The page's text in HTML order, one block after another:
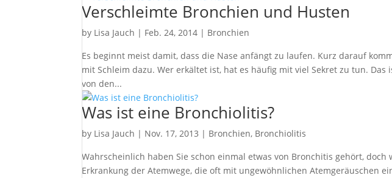
Verschleimte Bronchien und Husten
by Lisa Jauch | Feb. 24, 2014 | Bronchien
Es beginnt meist damit, dass die Nase anfängt zu laufen. Kurz darauf
mit Schleim dazu. Wer erkältet ist, hat es häufig mit viel Sekret zu tun.
von den...
Was ist eine Bronchiolitis?
by Lisa Jauch | Nov. 17, 2013 | Bronchien, Bronchiolitis
Wahrscheinlich haben Sie schon einmal etwas von Bronchitis gehört, doch
Erkrankung der Atemwege, die oft mit ungewöhnlichen Atemgeräuschen